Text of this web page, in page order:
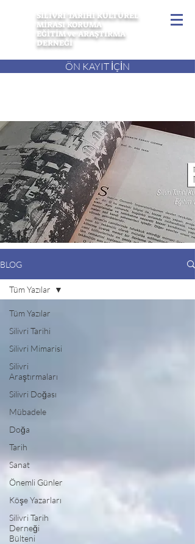
SİLİVRİ TARİHİ KÜLTÜREL
MİRASI KORUMA
EĞİTİM ve ARAŞTIRMA
DERNEĞİ
ÖN KAYIT İÇİN
BLOG
Tüm Yazılar
Silivri Tarihi
Silivri Mimarisi
Silivri
Araştırmaları
Silivri Doğası
Mübadele
Doğa
Tarih
Sanat
Önemli Günler
Köşe Yazarları
Silivri Tarih
Derneği
Bülteni
Tüm Yazılar